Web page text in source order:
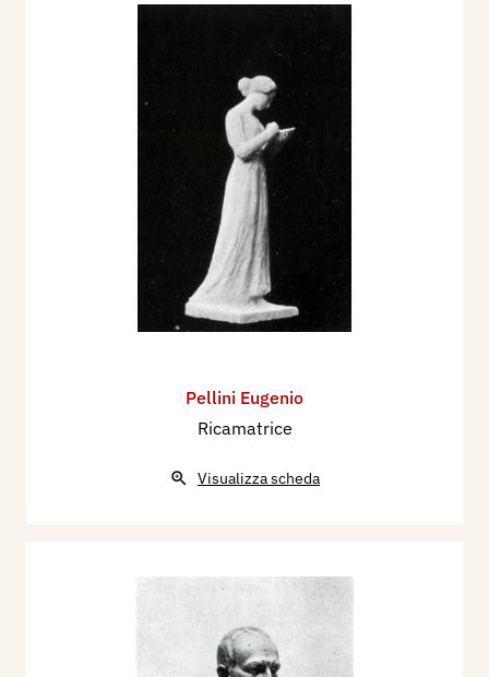
Pellini Eugenio
Ricamatrice
Visualizza scheda